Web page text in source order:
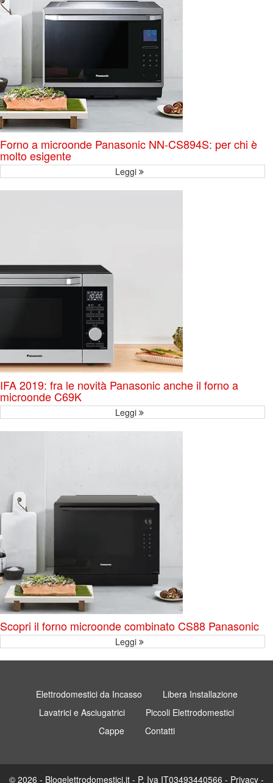
Forno a microonde Panasonic NN-CS894S: per chi è
molto esigente
Leggi
IFA 2019: fra le novità Panasonic anche il forno a
microonde C69K
Leggi
Scopri il forno microonde combinato CS88 Panasonic
Leggi
Elettrodomestici da Incasso
Libera Installazione
Lavatrici e Asciugatrici
Piccoli Elettrodomestici
Cappe
Contatti
© 2026 - Blogelettrodomestici.it - P. Iva IT03493440566 - Privacy -